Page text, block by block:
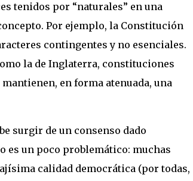
tenidos por “naturales” en una
Por ejemplo, la Constitución
contingentes y no esenciales.
la de Inglaterra, constituciones
en forma atenuada, una
surgir de un consenso dado
es un poco problemático: muchas
calidad democrática (por todas,